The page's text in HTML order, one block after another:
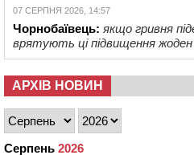
07 СЕРПНЯ 2026, 14:57
Чорнобаївець: якщо гривня
врятують ці підвищення
АРХІВ НОВИН
Серпень 2026